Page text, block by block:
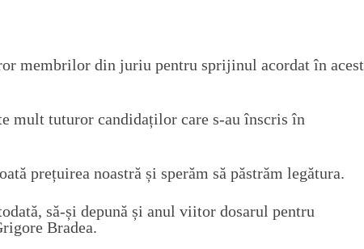
membrilor din juriu pentru sprijinul acordat în acest
mult tuturor candidaților care s-au înscris în
prețuirea noastră și sperăm să păstrăm legătura.
să-și depună și anul viitor dosarul pentru
Bradea.